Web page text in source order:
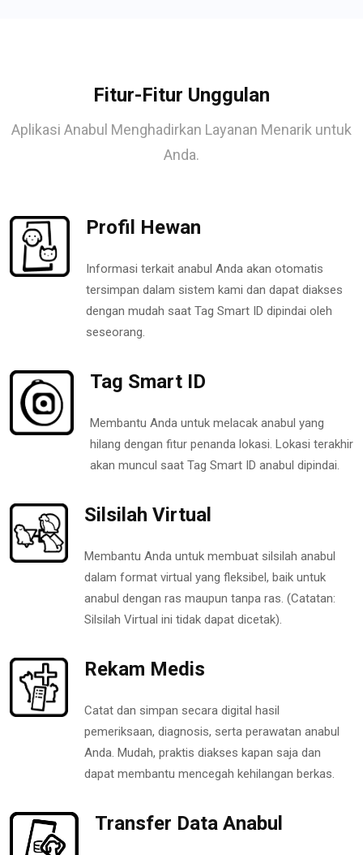
Fitur-Fitur Unggulan
Aplikasi Anabul Menghadirkan Layanan Menarik untuk
Anda.
Profil Hewan
Informasi terkait anabul Anda akan otomatis
tersimpan dalam sistem kami dan dapat diakses
dengan mudah saat Tag Smart ID dipindai oleh
seseorang.
Tag Smart ID
Membantu Anda untuk melacak anabul yang
hilang dengan fitur penanda lokasi. Lokasi terakhir
akan muncul saat Tag Smart ID anabul dipindai.
Silsilah Virtual
Membantu Anda untuk membuat silsilah anabul
dalam format virtual yang fleksibel, baik untuk
anabul dengan ras maupun tanpa ras. (Catatan:
Silsilah Virtual ini tidak dapat dicetak).
Rekam Medis
Catat dan simpan secara digital hasil
pemeriksaan, diagnosis, serta perawatan anabul
Anda. Mudah, praktis diakses kapan saja dan
dapat membantu mencegah kehilangan berkas.
Transfer Data Anabul